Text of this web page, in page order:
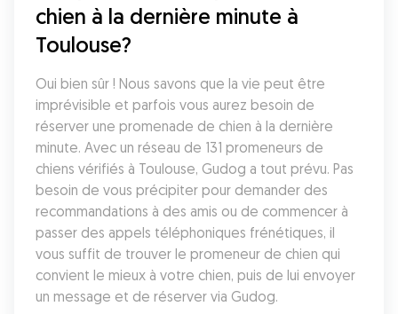
chien à la dernière minute à
Toulouse?
Oui bien sûr ! Nous savons que la vie peut être
imprévisible et parfois vous aurez besoin de
réserver une promenade de chien à la dernière
minute. Avec un réseau de 131 promeneurs de
chiens vérifiés à Toulouse, Gudog a tout prévu. Pas
besoin de vous précipiter pour demander des
recommandations à des amis ou de commencer à
passer des appels téléphoniques frénétiques, il
vous suffit de trouver le promeneur de chien qui
convient le mieux à votre chien, puis de lui envoyer
un message et de réserver via Gudog.